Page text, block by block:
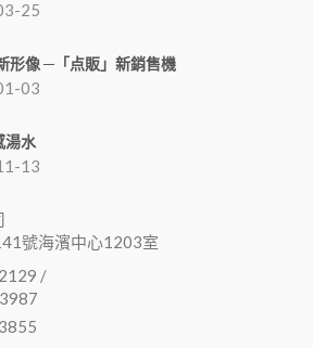
25
形像 ─「点販」新銷售機
03
湯水
13
號海濱中心1203室
/